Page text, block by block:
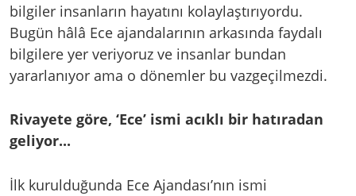
bilgiler insanların hayatını kolaylaştırıyordu.
Bugün hâlâ Ece ajandalarının arkasında faydalı
bilgilere yer veriyoruz ve insanlar bundan
yararlanıyor ama o dönemler bu vazgeçilmezdi.
Rivayete göre, ‘Ece’ ismi acıklı bir hatıradan
geliyor...
İlk kurulduğunda Ece Ajandası’nın ismi